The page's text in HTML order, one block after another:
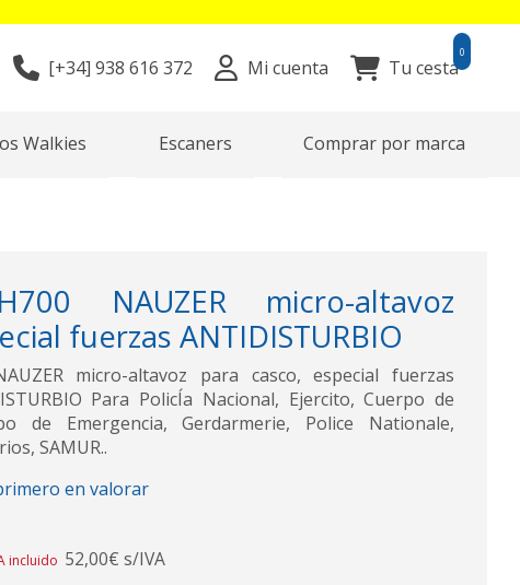
[+34] 938 616 372 Mi cuenta Tu cesta
0
Walkies Escaners Comprar por marca
NAUZER micro-altavoz
fuerzas ANTIDISTURBIO
micro-altavoz para casco, especial fuerzas
Para PolicÍa Nacional, Ejercito, Cuerpo de
de Emergencia, Gerdarmerie, Police Nationale,
SAMUR..
en valorar
incluido 52,00€ s/IVA